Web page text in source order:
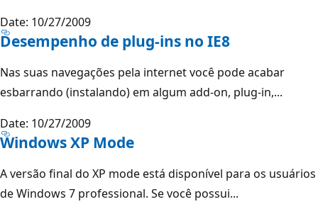
Date: 10/27/2009
Desempenho de plug-ins no IE8
Nas suas navegações pela internet você pode acabar
esbarrando (instalando) em algum add-on, plug-in,...
Date: 10/27/2009
Windows XP Mode
A versão final do XP mode está disponível para os usuários
de Windows 7 professional. Se você possui...